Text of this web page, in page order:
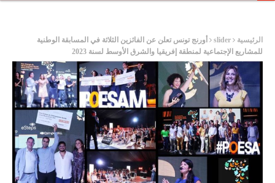
الرئيسية slider
أورنج تونس تعلن عن الفائزين الثلاثة في المسابقة الوطنية
للمشاريع الإجتماعية لمنطقة إفريقيا والشرق الأوسط لسنة 2023